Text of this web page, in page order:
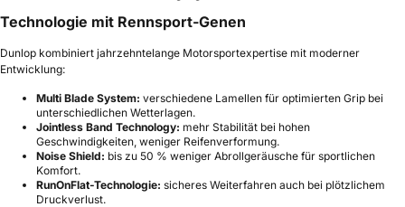
Technologie mit Rennsport-Genen
Dunlop kombiniert jahrzehntelange Motorsportexpertise mit moderner
Entwicklung:
Multi Blade System: verschiedene Lamellen für optimierten Grip bei
unterschiedlichen Wetterlagen.
Jointless Band Technology: mehr Stabilität bei hohen
Geschwindigkeiten, weniger Reifenverformung.
Noise Shield: bis zu 50 % weniger Abrollgeräusche für sportlichen
Komfort.
RunOnFlat-Technologie: sicheres Weiterfahren auch bei plötzlichem
Druckverlust.